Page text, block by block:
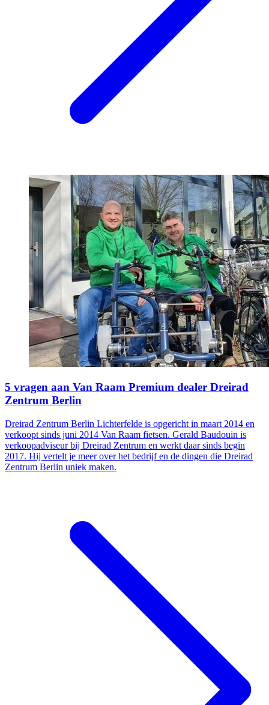
5 vragen aan Van Raam Premium dealer Dreirad
Zentrum Berlin
Dreirad Zentrum Berlin Lichterfelde is opgericht in maart 2014 en
verkoopt sinds juni 2014 Van Raam fietsen. Gerald Baudouin is
verkoopadviseur bij Dreirad Zentrum en werkt daar sinds begin
2017. Hij vertelt je meer over het bedrijf en de dingen die Dreirad
Zentrum Berlin uniek maken.